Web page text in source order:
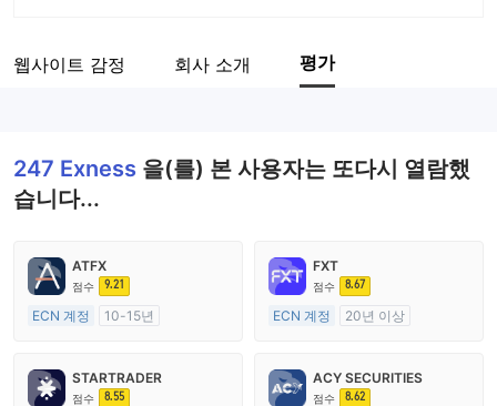
회사 전체 이름
웹사이트 감정 회사 소개 평가
247 Exness 을(를) 본 사용자는 또다시 열람했
습니다...
ATFX
점수 9.21
ECN 계정
10-15년
외환 거래 라이선스 (MM)
마스터 레이블 MT4
FXT
점수 8.67
ECN 계정
20년 이상
외환 거래 라이선스 (MM)
마스터 레이블 MT4
STARTRADER
점수 8.55
ACY SECURITIES
점수 8.62